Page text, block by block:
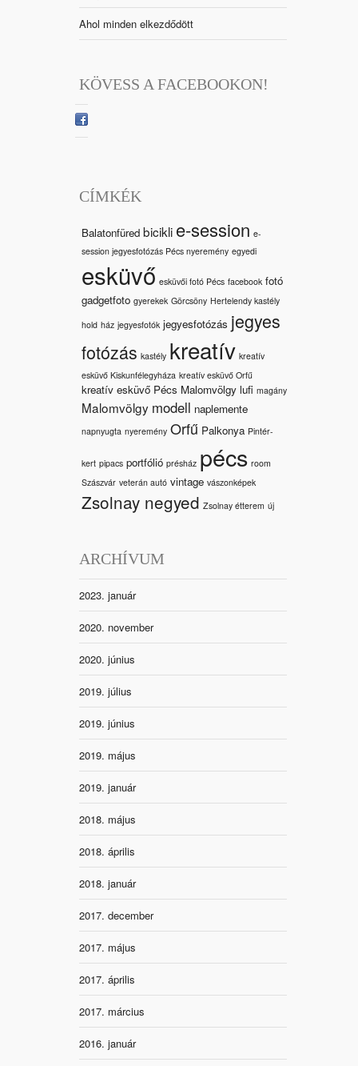
Ahol minden elkezdődött
KÖVESS A FACEBOOKON!
CÍMKÉK
Balatonfüred bicikli e-session e-
session jegyesfotózás Pécs nyeremény egyedi
esküvő esküvői fotó Pécs facebook fotó
gadgetfoto gyerekek Görcsöny Hertelendy kastély
hold ház jegyesfotók jegyesfotózás jegyes
fotózás kastély kreatív kreatív
esküvő Kiskunfélegyháza kreatív esküvő Orfű
kreatív esküvő Pécs Malomvölgy lufi magány
Malomvölgy modell naplemente
napnyugta nyeremény Orfű Palkonya Pintér-
kert pipacs portfólió présház pécs room
Szászvár veterán autó vintage vászonképek
Zsolnay negyed Zsolnay étterem új
ARCHÍVUM
2023. január
2020. november
2020. június
2019. július
2019. június
2019. május
2019. január
2018. május
2018. április
2018. január
2017. december
2017. május
2017. április
2017. március
2016. január